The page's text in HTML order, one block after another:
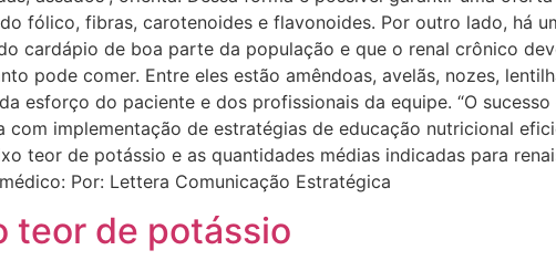
fólico, fibras, carotenoides e flavonoides. Por outro lado, há
cardápio de boa parte da população e que o renal crônico
pode comer. Entre eles estão amêndoas, avelãs, nozes,
esforço do paciente e dos profissionais da equipe. “O
implementação de estratégias de educação nutricional
teor de potássio e as quantidades médias indicadas para
Por: Lettera Comunicação Estratégica
teor de potássio